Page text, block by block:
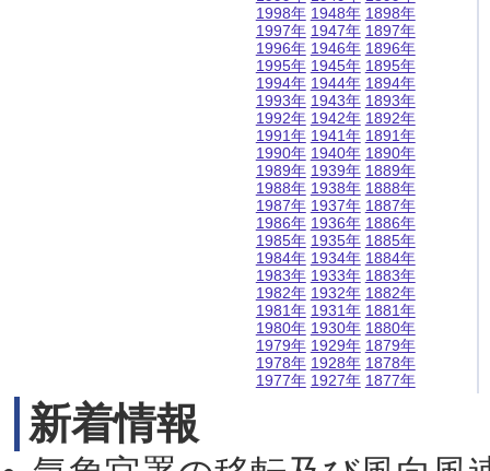
1998年
1997年
1996年
1995年
1994年
1993年
1992年
1991年
1990年
1989年
1988年
1987年
1986年
1985年
1984年
1983年
1982年
1981年
1980年
1979年
1978年
1977年
1948年
1947年
1946年
1945年
1944年
1943年
1942年
1941年
1940年
1939年
1938年
1937年
1936年
1935年
1934年
1933年
1932年
1931年
1930年
1929年
1928年
1927年
1898年
1897年
1896年
1895年
1894年
1893年
1892年
1891年
1890年
1889年
1888年
1887年
1886年
1885年
1884年
1883年
1882年
1881年
1880年
1879年
1878年
1877年
新着情報